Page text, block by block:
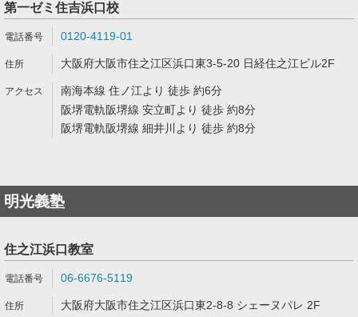
第一ゼミ住吉浜口校
0120-4119-01
大阪府大阪市住之江区浜口東3-5-20 日経住之江ビル2F
南海本線 住ノ江より 徒歩 約6分
阪堺電軌阪堺線 安立町より 徒歩 約8分
阪堺電軌阪堺線 細井川より 徒歩 約8分
明光義塾
住之江浜口教室
06-6676-5119
大阪府大阪市住之江区浜口東2-8-8 シェーヌパレ 2F